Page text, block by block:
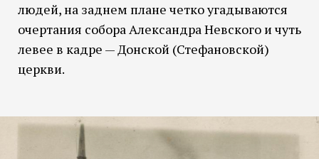
людей, на заднем плане четко угадываются
очертания собора Александра Невского и чуть
левее в кадре — Донской (Стефановской)
церкви.